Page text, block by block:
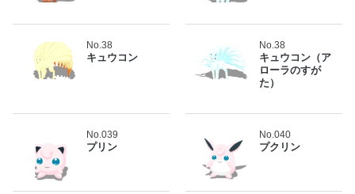
No.38
キュウコン
No.38
キュウコン（ア
ローラのすが
た）
No.039
プリン
No.040
プクリン